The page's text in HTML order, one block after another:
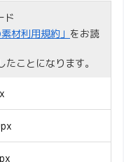
ド
材利用規約」 をお読
ことになります。